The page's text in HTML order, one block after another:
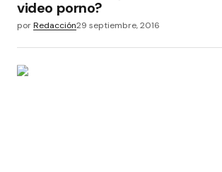
video porno?
porRedacción29 septiembre, 2016